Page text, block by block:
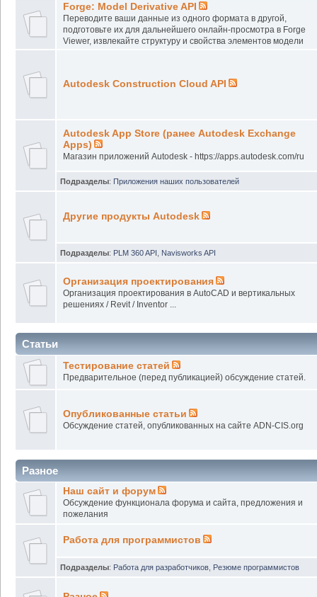
Forge: Model Derivative API
Переводите ваши данные из одного формата в другой,
подготовьте их для дальнейшего онлайн-просмотра в Forge
Viewer, извлекайте структуру и свойства элементов модели
Autodesk Construction Cloud API
Autodesk App Store (ранее Autodesk Exchange
Apps)
Магазин приложений Autodesk - https://apps.autodesk.com/ru
Подразделы: Приложения наших пользователей
Другие продукты Autodesk
Подразделы: PLM 360 API Navisworks API
Организация проектирования
Организация проектирования в AutoCAD и вертикальных
решениях / Revit / Inventor ...
Статьи
Тестирование статей
Предварительное (перед публикацией) обсуждение статей.
Опубликованные статьи
Обсуждение статей, опубликованных на сайте ADN-CIS.org
Разное
Наш сайт и форум
Обсуждение функционала форума и сайта, предложения и
пожелания
Работа для программистов
Подразделы: Работа для разработчиков Резюме программистов